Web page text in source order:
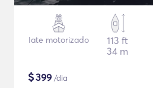
Iate motorizado
113 ft
34 m
$399 /dia